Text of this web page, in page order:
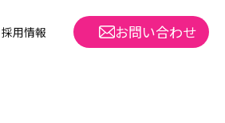
採用情報 お問い合わせ